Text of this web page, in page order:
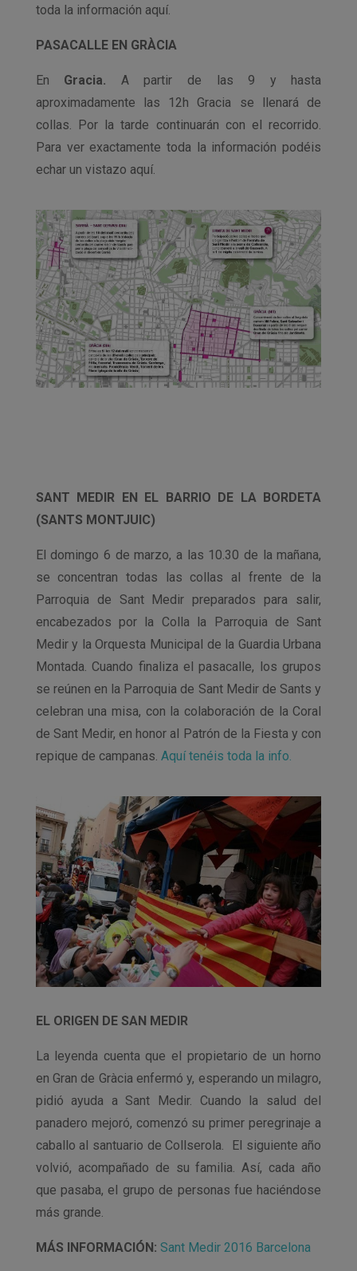
toda la información aquí.
PASACALLE EN GRÀCIA
En Gracia. A partir de las 9 y hasta
aproximadamente las 12h Gracia se llenará de
collas. Por la tarde continuarán con el recorrido.
Para ver exactamente toda la información podéis
echar un vistazo aquí.
SANT MEDIR EN EL BARRIO DE LA BORDETA
(SANTS MONTJUIC)
El domingo 6 de marzo, a las 10.30 de la mañana,
se concentran todas las collas al frente de la
Parroquia de Sant Medir preparados para salir,
encabezados por la Colla la Parroquia de Sant
Medir y la Orquesta Municipal de la Guardia Urbana
Montada. Cuando finaliza el pasacalle, los grupos
se reúnen en la Parroquia de Sant Medir de Sants y
celebran una misa, con la colaboración de la Coral
de Sant Medir, en honor al Patrón de la Fiesta y con
repique de campanas. Aquí tenéis toda la info.
EL ORIGEN DE SAN MEDIR
La leyenda cuenta que el propietario de un horno
en Gran de Gràcia enfermó y, esperando un milagro,
pidió ayuda a Sant Medir. Cuando la salud del
panadero mejoró, comenzó su primer peregrinaje a
caballo al santuario de Collserola. El siguiente año
volvió, acompañado de su familia. Así, cada año
que pasaba, el grupo de personas fue haciéndose
más grande.
MÁS INFORMACIÓN: Sant Medir 2016 Barcelona